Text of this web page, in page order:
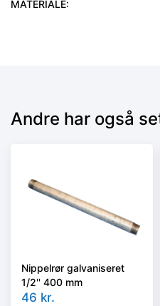
MATERIALE:
Andre har også
Nippelrør galvaniseret
1/2'' 400 mm
46 kr.